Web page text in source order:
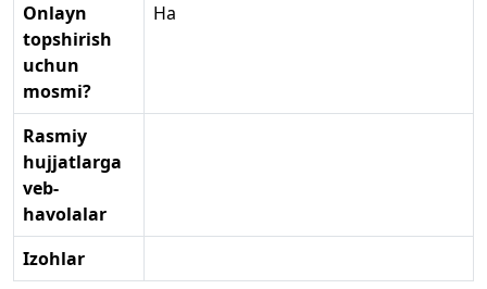
Onlayn
topshirish
uchun
mosmi?
Ha
Rasmiy
hujjatlarga
veb-
havolalar
Izohlar